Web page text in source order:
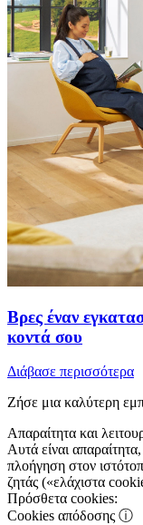
Βρες έναν
κοντά σου
Διάβασε περισσότερα
Ζήσε μια καλύτερη
Απαραίτητα και
Αυτά είναι
πλοήγηση στον
ζητάς («ελάχιστα
Πρόσθετα cookies:
Cookies απόδοσης ⓘ